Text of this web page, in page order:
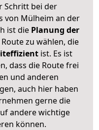
Schritt bei der
von Mülheim an der
ist die Planung der
zu wählen, die
ist. Es ist
dass die Route frei
und anderen
auch hier haben
gerne die
andere wichtige
können.